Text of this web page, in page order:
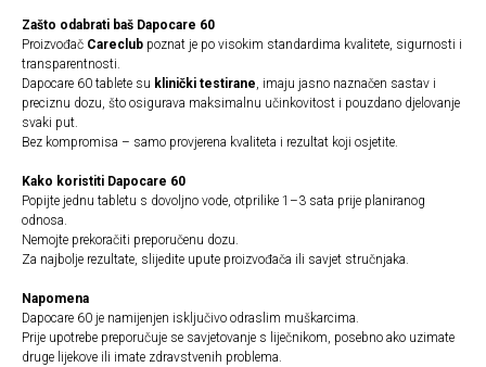
Zašto odabrati baš Dapocare 60
Proizvođač Careclub poznat je po visokim standardima kvalitete, sigurnosti i
transparentnosti.
Dapocare 60 tablete su klinički testirane, imaju jasno naznačen sastav i
preciznu dozu, što osigurava maksimalnu učinkovitost i pouzdano djelovanje
svaki put.
Bez kompromisa – samo provjerena kvaliteta i rezultat koji osjetite.
Kako koristiti Dapocare 60
Popijte jednu tabletu s dovoljno vode, otprilike 1–3 sata prije planiranog
odnosa.
Nemojte prekoračiti preporučenu dozu.
Za najbolje rezultate, slijedite upute proizvođača ili savjet stručnjaka.
Napomena
Dapocare 60 je namijenjen isključivo odraslim muškarcima.
Prije upotrebe preporučuje se savjetovanje s liječnikom, posebno ako uzimate
druge lijekove ili imate zdravstvenih problema.